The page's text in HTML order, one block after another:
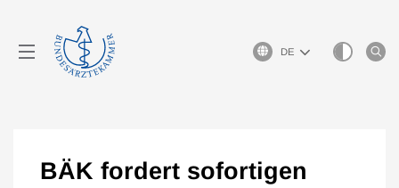
Sprachauswahl
BÄK fordert sofortigen